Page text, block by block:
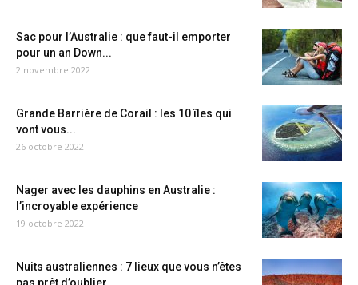
Sac pour l’Australie : que faut-il emporter
pour un an Down...
2 novembre 2022
Grande Barrière de Corail : les 10 îles qui
vont vous...
26 octobre 2022
Nager avec les dauphins en Australie :
l’incroyable expérience
19 octobre 2022
Nuits australiennes : 7 lieux que vous n’êtes